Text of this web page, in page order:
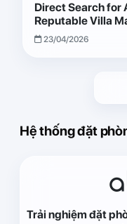
Direct Search for
Reputable Villa
Brand with
Effective
23/04/2026
Hệ thống đặt
Trải nghiệm đặt